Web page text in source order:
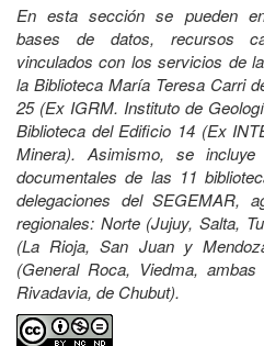
En esta sección se pueden
bases de datos, recursos
vinculados con los servicios de
la Biblioteca María Teresa Carri
25 (Ex IGRM. Instituto de
Biblioteca del Edificio 14 (Ex
Minera). Asimismo, se
documentales de las 11
delegaciones del SEGEMAR,
regionales: Norte (Jujuy, Salta,
(La Rioja, San Juan y
(General Roca, Viedma,
Rivadavia, de Chubut).